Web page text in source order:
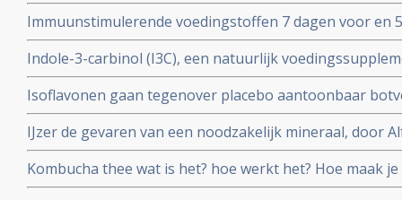
tegengaan van bijwerkingen bij chemo en bestraling
Immuunstimulerende voedingstoffen 7 dagen voor en
darmkanker vermindert significant infecties en
Indole-3-carbinol (I3C), een natuurlijk
voor o.a. hormoongevoelige vormen van kanker
Isoflavonen gaan tegenover placebo aantoonbaar
overgang
IJzer de gevaren van een noodzakelijk mineraal, door
voedingsdeskundige copy 1
Kombucha thee wat is het? hoe werkt het? Hoe maak je